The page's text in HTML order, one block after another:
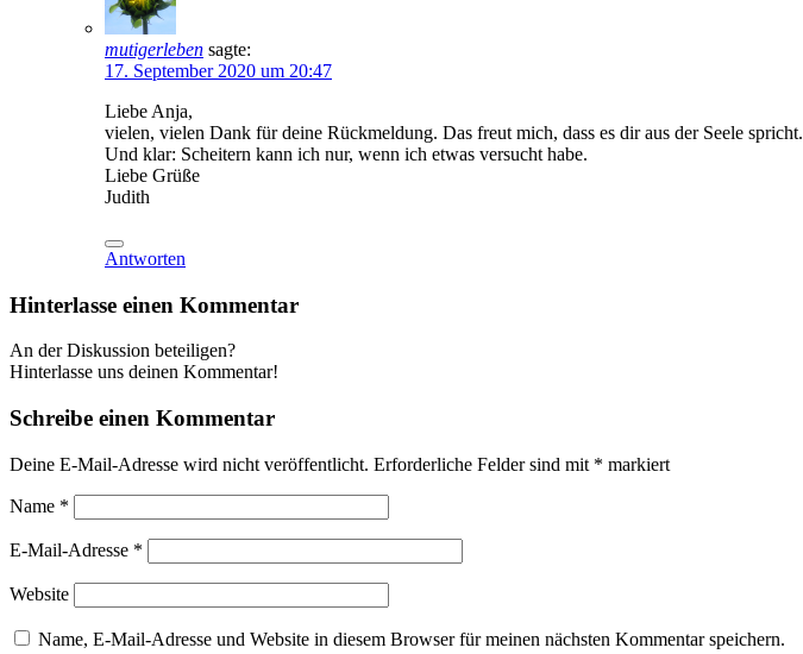
mutigerleben sagte:
17. September 2020 um 20:47
Liebe Anja,
vielen, vielen Dank für deine Rückmeldung. Das freut mich, dass es dir aus der Seele spricht.
Und klar: Scheitern kann ich nur, wenn ich etwas versucht habe.
Liebe Grüße
Judith
Antworten
Hinterlasse einen Kommentar
An der Diskussion beteiligen?
Hinterlasse uns deinen Kommentar!
Schreibe einen Kommentar
Deine E-Mail-Adresse wird nicht veröffentlicht. Erforderliche Felder sind mit * markiert
Name *
E-Mail-Adresse *
Website
Name, E-Mail-Adresse und Website in diesem Browser für meinen nächsten Kommentar speichern.